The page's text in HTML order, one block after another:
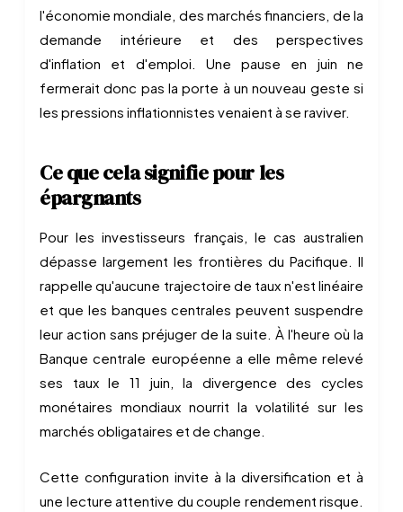
l'économie mondiale, des marchés financiers, de la
demande intérieure et des perspectives
d'inflation et d'emploi. Une pause en juin ne
fermerait donc pas la porte à un nouveau geste si
les pressions inflationnistes venaient à se raviver.
Ce que cela signifie pour les
épargnants
Pour les investisseurs français, le cas australien
dépasse largement les frontières du Pacifique. Il
rappelle qu'aucune trajectoire de taux n'est linéaire
et que les banques centrales peuvent suspendre
leur action sans préjuger de la suite. À l'heure où la
Banque centrale européenne a elle même relevé
ses taux le 11 juin, la divergence des cycles
monétaires mondiaux nourrit la volatilité sur les
marchés obligataires et de change.
Cette configuration invite à la diversification et à
une lecture attentive du couple rendement risque.